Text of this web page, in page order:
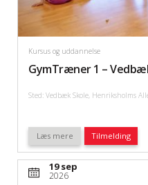
Kursus og uddannelse
GymTræner 1 –
Sted: Vedbæk Skole, Henriksholms
Læs mere Tilmelding
19 sep
2026